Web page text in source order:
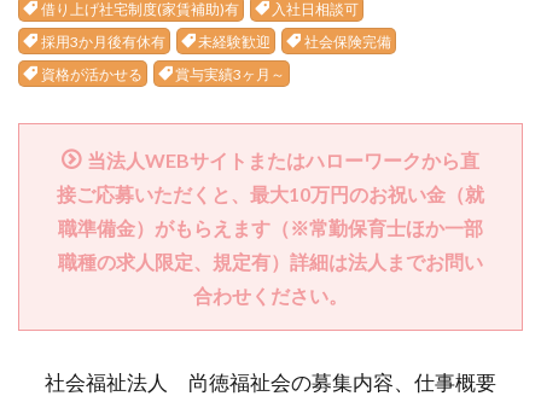
借り上げ社宅制度(家賃補助)有 入社日相談可
採用3か月後有休有 未経験歓迎 社会保険完備
資格が活かせる 賞与実績3ヶ月～
当法人WEBサイトまたはハローワークから直
接ご応募いただくと、最大10万円のお祝い金（就
職準備金）がもらえます（※常勤保育士ほか一部
職種の求人限定、規定有）詳細は法人までお問い
合わせください。
社会福祉法人 尚徳福祉会の募集内容、仕事概要